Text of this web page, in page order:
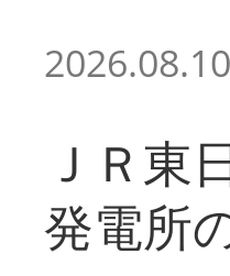
2026.08.10
ＪＲ
発電所